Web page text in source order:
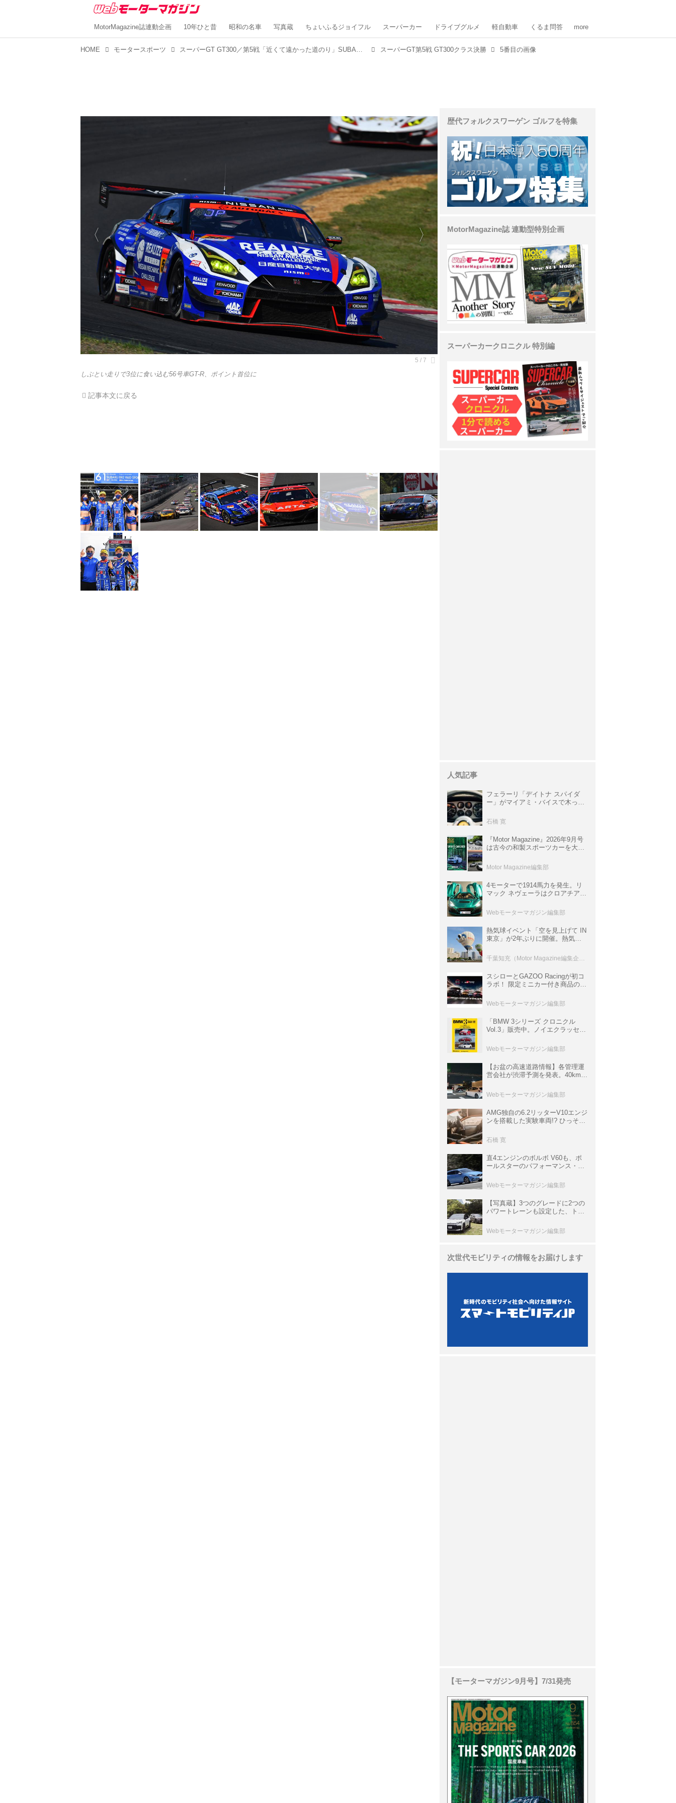
MotorMagazine誌連動企画 10年ひと昔 昭和の名車 写真蔵 ちょいふるジョイフル スーパーカー ドライブグルメ 軽自動車 くるま問答 more
HOME モータースポーツ スーパーGT GT300／第5戦「近くて遠かった道のり」SUBARU BRZがポール・トゥ・ウィン【スポーツランドSUGO】 スーパーGT第5戦 GT300クラス決勝 5番目の画像
しぶとい走りで3位に食い込む56号車GT-R、ポイント首位に
記事本文に戻る
歴代フォルクスワーゲン ゴルフを特集
MotorMagazine誌 連動型特別企画
スーパーカークロニクル 特別編
人気記事
フェラーリ「デイトナ スパイダ
ー」がマイアミ・バイスで木っ端
サ」に化けた理由
石橋 寛
『Motor Magazine』2026年9月号
は古今の和製スポーツカーを大特
情報も満載
Motor Magazine編集部
4モーターで1914馬力を発生。リ
マック ネヴェーラはクロアチア発
ロニクル・完全版／115】
Webモーターマガジン編集部
熱気球イベント「空を見上げて IN
東京」が2年ぶりに開催。熱気球
室などのコンテンツも
スシローとGAZOO Racingが初コ
ラボ！ 限定ミニカー付き商品の
ト体験があたる抽選企画などを展
開
Webモーターマガジン編集部
「BMW 3シリーズ クロニクル
Vol.3」販売中。ノイエクラッセか
ムック
Webモーターマガジン編集部
【お盆の高速道路情報】各管理運
営会社が渋滞予測を発表。40km以
数ある
Webモーターマガジン編集部
AMG独自の6.2リッターV10エンジ
ンを搭載した実験車両!? ひっそり
P900 プロトタイプ」とは
石橋 寛
直4エンジンのボルボ V60も、ポ
ールスターのパフォーマンス・パ
と昔の新車】
Webモーターマガジン編集部
【写真蔵】3つのグレードに2つの
パワートレーンも設定した、トヨ
Webモーターマガジン編集部
次世代モビリティの情報をお届けします
【モーターマガジン9月号】7/31発売